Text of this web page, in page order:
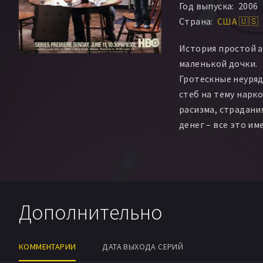
Уильям Уолтон
Лаура Кайтлингер
Уэйн Уилдерсон
Стюарт Скелтон
Диг Уэйн
Питер Гринвуд
Линдсэй Хестон
Лорен Берман
Год выпуска: 2006
Страна: США 🇺🇸
История простой
маленькой дочки.
Гротескные
стеб на тему
расизма,
денег – все это
Дополнительно
КОММЕНТАРИИ ДАТА ВЫХОДА СЕРИЙ